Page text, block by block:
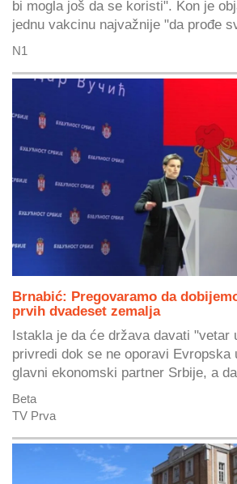
bi mogla još da se koristi". Kon je
jednu vakcinu najvažnije "da prođe
N1
Brnabić: Pregovaramo da
prvih dvadeset zemalja
Istakla je da će država davati "vetar
privredi dok se ne oporavi Evropska
glavni ekonomski partner Srbije, a
Beta
TV Prva